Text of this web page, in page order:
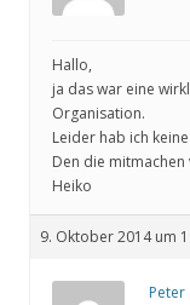
Hallo,
ja das war eine
Organisation.
Leider hab ich
Den die mitmachen
Heiko
9. Oktober 2014 um
Peter